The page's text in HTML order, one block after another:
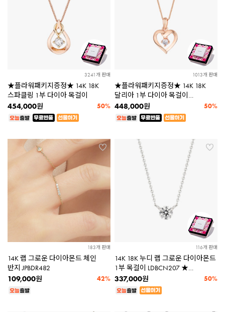
3241개 판매
★플라워패키지증정★ 14K 18K
스파클링 1부 다이아 목걸이
50%
454,000원
1013개 판매
★플라워패키지증정★ 14K 18K
달리아 1부 다이아 목걸이
[당일출고]
50%
448,000원
183개 판매
14K 랩 그로운 다이아몬드 체인
반지 JPBDR482
42%
109,000원
116개 판매
14K 18K 누디 랩 그로운 다이아몬드
1부 목걸이 LDBCN207 ★
플라워패키지증정★
50%
337,000원